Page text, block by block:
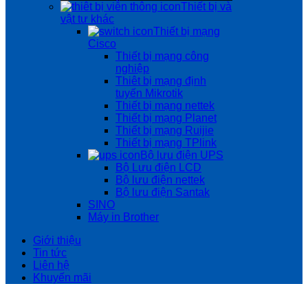
Thiết bị và
vật tư khác
Thiết bị mạng
Cisco
Thiết bị mạng công
nghiệp
Thiêt bị mạng định
tuyến Mikrotik
Thiết bị mạng nettek
Thiết bị mạng Planet
Thiết bị mạng Ruijie
Thiết bị mạng TPlink
Bộ lưu điện UPS
Bộ Lưu điện LCD
Bộ lưu điện nettek
Bộ lưu điện Santak
SINO
Máy in Brother
Giới thiệu
Tin tức
Liên hệ
Khuyến mãi